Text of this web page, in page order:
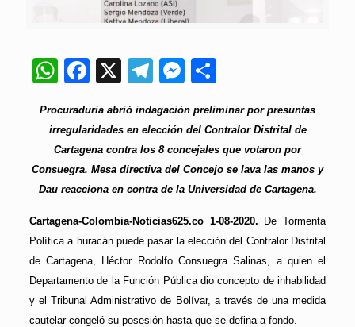
WhatsApp
Facebook
X Telegram
Messenger
Procuraduría abrió indagación preliminar por presuntas
irregularidades en elección del Contralor Distrital de
Cartagena contra los 8 concejales que votaron por
Consuegra. Mesa directiva del Concejo se lava las manos y
Dau reacciona en contra de la Universidad de Cartagena.
Cartagena-Colombia-Noticias625.co 1-08-2020. De Tormenta
Política a huracán puede pasar la elección del Contralor Distrital
de Cartagena, Héctor Rodolfo Consuegra Salinas, a quien el
Departamento de la Función Pública dio concepto de inhabilidad
y el Tribunal Administrativo de Bolívar, a través de una medida
cautelar congeló su posesión hasta que se defina a fondo.